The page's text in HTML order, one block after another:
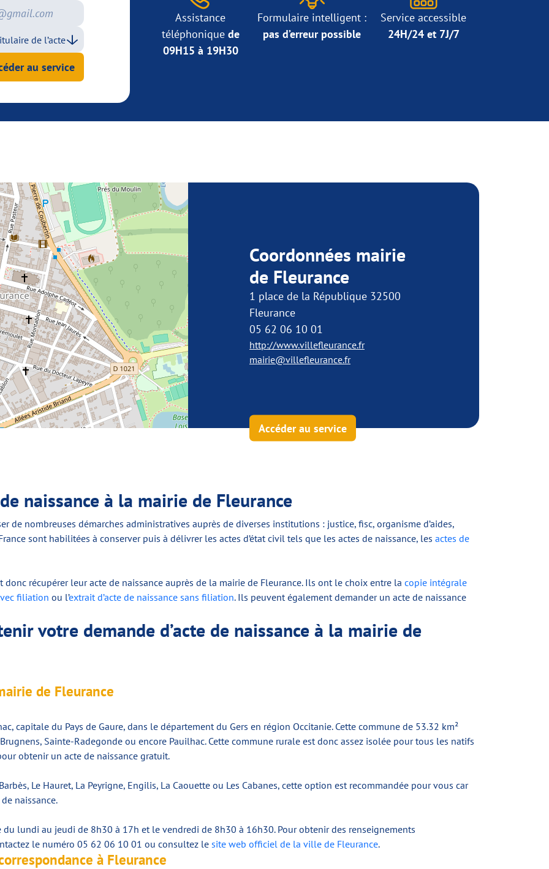
au service
Assistance
téléphonique de
09H15 à 19H30
Formulaire intelligent :
pas d’erreur possible
Service accessible
24H/24 et 7J/7
Coordonnées mairie
de Fleurance
1 place de la République 32500
Fleurance
05 62 06 10 01
http://www.villefleurance.fr
mairie@villefleurance.fr
Accéder au service
naissance à la mairie de Fleurance
de nombreuses démarches administratives auprès de diverses institutions : justice, fisc, organisme d’aides,
sont habilitées à conserver puis à délivrer les actes d’état civil tels que les actes de naissance, les actes de
récupérer leur acte de naissance auprès de la mairie de Fleurance. Ils ont le choix entre la copie intégrale
filiation ou l’extrait d’acte de naissance sans filiation. Ils peuvent également demander un acte de naissance
votre demande d’acte de naissance à la mairie de
de Fleurance
capitale du Pays de Gaure, dans le département du Gers en région Occitanie. Cette commune de 53.32 km²
Sainte-Radegonde ou encore Pauilhac. Cette commune rurale est donc assez isolée pour tous les natifs
obtenir un acte de naissance gratuit.
Le Hauret, La Peyrigne, Engilis, La Caouette ou Les Cabanes, cette option est recommandée pour vous car
naissance.
du lundi au jeudi de 8h30 à 17h et le vendredi de 8h30 à 16h30. Pour obtenir des renseignements
le numéro 05 62 06 10 01 ou consultez le site web officiel de la ville de Fleurance.
à Fleurance